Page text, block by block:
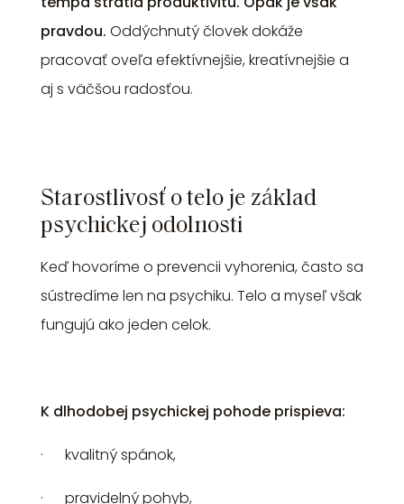
pravdou. Oddýchnutýčlovek dokáže
pracovať oveľa efektívnejšie, kreatívnejšie a
aj s väčšou radosťou.
Starostlivosť o telo je základ
psychickej odolnosti
Keď hovoríme o prevencii vyhorenia, často sa
sústredíme len na psychiku. Telo a myseľ však
fungujú ako jeden celok.
K dlhodobej psychickej pohode prispieva:
· kvalitný spánok,
· pravidelný pohyb,